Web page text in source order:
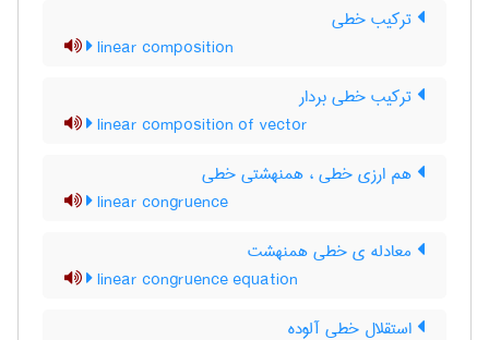
ترکیب خطی
linear composition
ترکیب خطی بردار
linear composition of vector
هم ارزی خطی ، همنهشتی خطی
linear congruence
معادله ی خطی همنهشت
linear congruence equation
استقلال خطی آلوده